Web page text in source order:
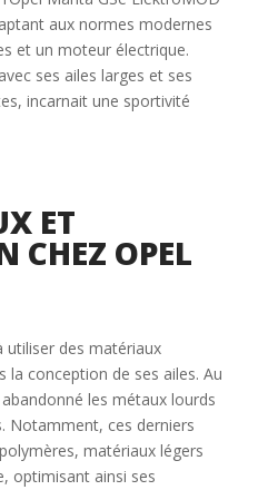
aux normes modernes
et un moteur électrique.
ses ailes larges et ses
incarnait une sportivité
ET
CHEZ OPEL
utiliser des matériaux
conception de ses ailes. Au
les métaux lourds
Notamment, ces derniers
matériaux légers
optimisant ainsi ses